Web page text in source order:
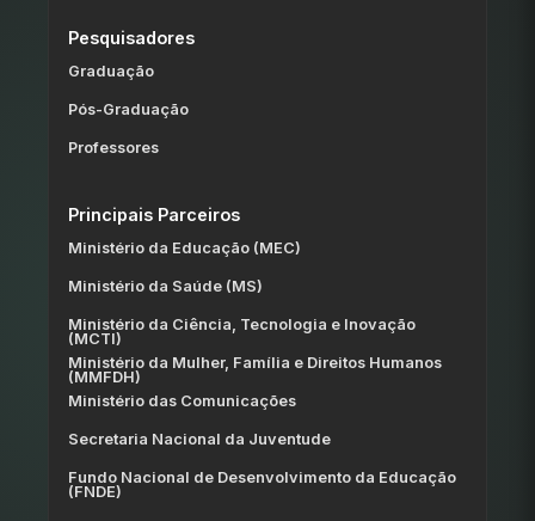
Pesquisadores
Graduação
Pós-Graduação
Professores
Principais Parceiros
Ministério da Educação (MEC)
Ministério da Saúde (MS)
Ministério da Ciência, Tecnologia e Inovação
(MCTI)
Ministério da Mulher, Família e Direitos Humanos
(MMFDH)
Ministério das Comunicações
Secretaria Nacional da Juventude
Fundo Nacional de Desenvolvimento da Educação
(FNDE)